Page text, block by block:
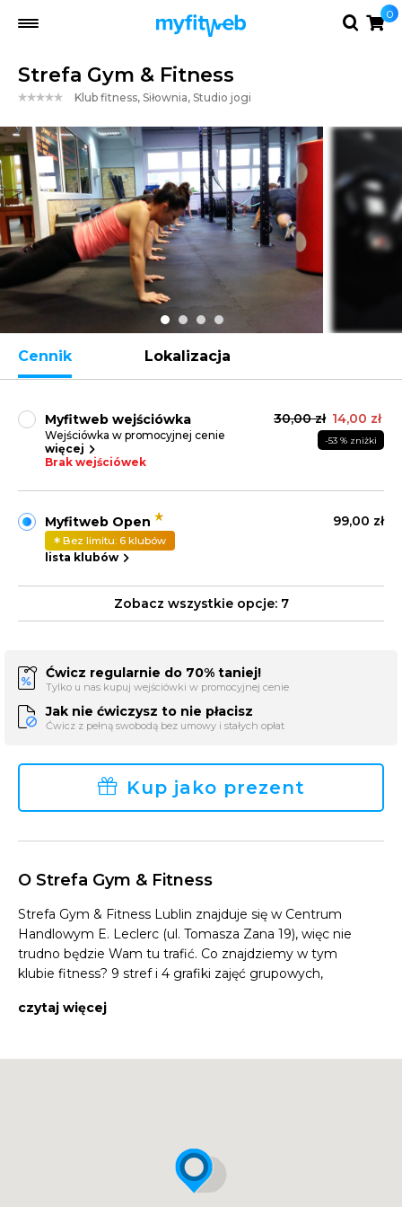
0
Strefa Gym & Fitness
Klub fitness, Siłownia, Studio jogi
Cennik Lokalizacja
Myfitweb wejściówka
Wejściówka w promocyjnej cenie
więcej
Brak wejściówek
30,00 zł 14,00 zł
-53 % zniżki
Myfitweb Open
Bez limitu: 6 klubów
lista klubów
99,00 zł
Zobacz wszystkie opcje:7
Ćwicz regularnie do 70% taniej!
Tylko u nas kupuj wejściówki w promocyjnej cenie
Jak nie ćwiczysz to nie płacisz
Ćwicz z pełną swobodą bez umowy i stałych opłat
Kup jako prezent
O Strefa Gym & Fitness
Strefa Gym & Fitness Lublin znajduje się w Centrum
Handlowym E. Leclerc (ul. Tomasza Zana 19), więc nie
trudno będzie Wam tu trafić. Co znajdziemy w tym
klubie fitness? 9 stref i 4 grafiki zajęć grupowych,
mieście. A to wszystko na dwóch piętrach o
Strefa Gym & Fitness Lublin – cennik na Myfitweb.pl
prezentuje się dość ciekawie. U nas możecie kupić
promocyjne wejściówki w cenie 14 zł na każde zajęcia
czytaj więcej